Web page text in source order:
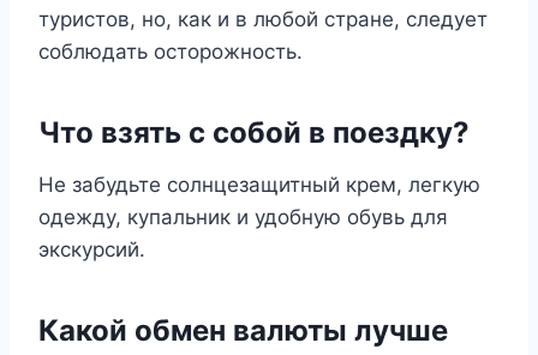
туристов, но, как и в любой стране, следует
соблюдать осторожность.
Что взять с собой в поездку?
Не забудьте солнцезащитный крем, легкую
одежду, купальник и удобную обувь для
экскурсий.
Какой обмен валюты лучше